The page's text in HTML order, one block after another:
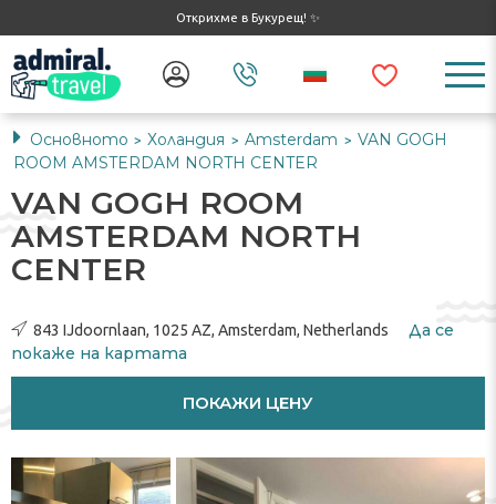
Открихме в Букурещ! ✨
Основното > Холандия > Amsterdam > VAN GOGH
ROOM AMSTERDAM NORTH CENTER
VAN GOGH ROOM
AMSTERDAM NORTH
CENTER
843 IJdoornlaan, 1025 AZ, Amsterdam, Netherlands
Да се ​​
покаже на картата
ПОКАЖИ ЦЕНУ